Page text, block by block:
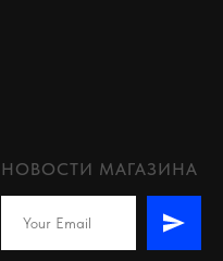
НОВОСТИ МАГАЗИНА